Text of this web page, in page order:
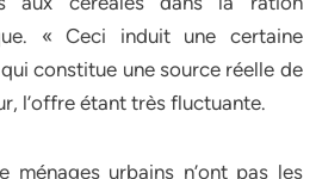
« Ceci induit une certaine
constitue une source réelle de
l’offre étant très fluctuante.
ménages urbains n’ont pas les